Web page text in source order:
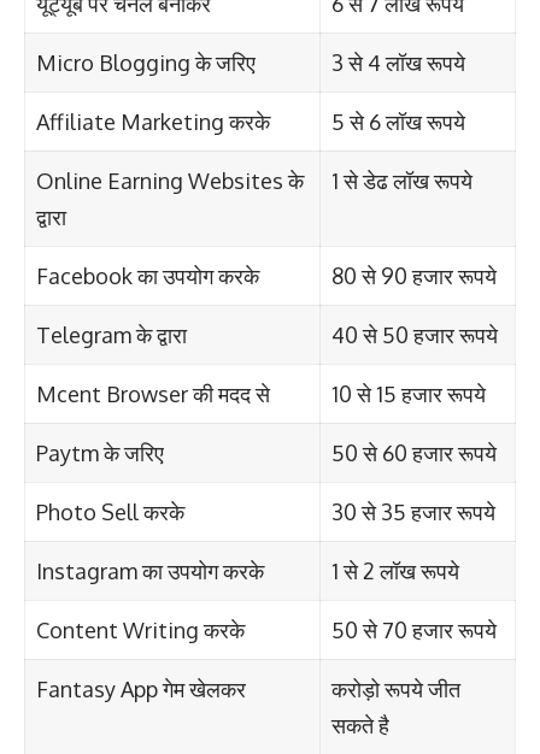
Micro Blogging के जरिए 3 से 4 लॉख रूपये
Affiliate Marketing करके 5 से 6 लॉख रूपये
Online Earning Websites के
द्वारा
1 से डेढ लॉख रूपये
Facebook का उपयोग करके 80 से 90 हजार रूपये
Telegram के द्वारा 40 से 50 हजार रूपये
Mcent Browser की मदद से 10 से 15 हजार रूपये
Paytm के जरिए 50 से 60 हजार रूपये
Photo Sell करके 30 से 35 हजार रूपये
Instagram का उपयोग करके 1 से 2 लॉख रूपये
Content Writing करके 50 से 70 हजार रूपये
Fantasy App गेम खेलकर
करोड़ो रूपये जीत
सकते है